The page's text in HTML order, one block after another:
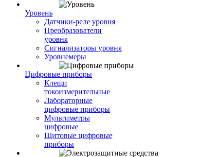
Уровень
Датчики-реле уровня
Преобразователи
уровня
Сигнализаторы уровня
Уровнемеры
Цифровые приборы
Клещи
токоизмерительные
Лабораторные
цифровые приборы
Мультиметры
цифровые
Щитовые цифровые
приборы